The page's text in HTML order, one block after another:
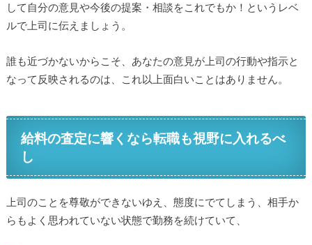
して自分の意見や今後の提案・相談をこれでもか！というレベ
ルで上司に伝えましょう。
誰も近づかないからこそ、あなたの意見が上司の行動や指示と
なって反映されるのは、これ以上面白いことはありません。
給料の査定に響くなら転職も視野に入れるべ
し
上司のことを尊敬ができないゆえ、態度にでてしまう、相手か
らもよく思われていない状態で勤務を続けていて、